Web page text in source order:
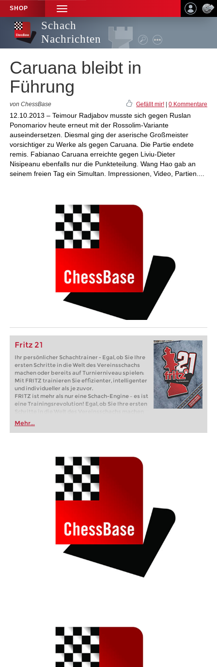
SHOP
TOGGLE
NAVIGATION
Schach
Nachrichten
Caruana bleibt in
Führung
von ChessBase Gefällt mir! 0 Kommentare
12.10.2013 – Teimour Radjabov musste sich gegen Ruslan
Ponomariov heute erneut mit der Rossolim-Variante
auseindersetzen. Diesmal ging der aserische Großmeister
vorsichtiger zu Werke als gegen Caruana. Die Partie endete
remis. Fabianao Caruana erreichte gegen Liviu-Dieter
Nisipeanu ebenfalls nur die Punkteteilung. Wang Hao gab an
seinem freien Tag ein Simultan. Impressionen, Video, Partien....
Fritz 21
Ihr persönlicher Schachtrainer - Egal, ob Sie Ihre
ersten Schritte in die Welt des Vereinsschachs
machen oder bereits auf Turnierniveau spielen:
Mit FRITZ trainieren Sie effizienter, intelligenter
und individueller als je zuvor.
FRITZ ist mehr als nur eine Schach-Engine – es ist
eine Trainingsrevolution! Egal, ob Sie Ihre ersten
Schritte in die Welt des Vereinsschachs machen
oder bereits auf Turnierniveau spielen: Mit
FRITZ trainieren Sie effizienter, intelligenter und
individueller als je zuvor.
Mehr...